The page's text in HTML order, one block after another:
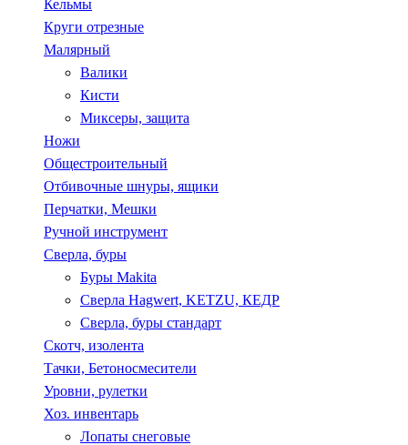
Кельмы
Круги отрезные
Малярный
Валики
Кисти
Миксеры, защита
Ножи
Общестроительный
Отбивочные шнуры, ящики
Перчатки, Мешки
Ручной инструмент
Сверла, буры
Буры Makita
Сверла Hagwert, KETZU, КЕДР
Сверла, буры стандарт
Скотч, изолента
Тачки, Бетоносмесители
Уровни, рулетки
Хоз. инвентарь
Лопаты снеговые